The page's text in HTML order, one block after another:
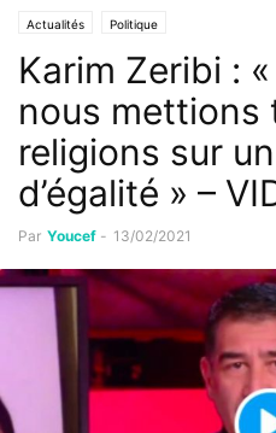
Actualités Politique
Karim Zeribi :
nous mettions
religions sur
d’égalité » –
Par Youcef - 13/02/2021